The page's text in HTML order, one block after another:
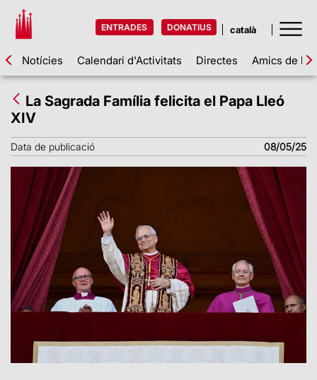
ENTRADES DONATIUS
Notícies Calendari d'Activitats Directes Amics de la
La Sagrada Família felicita el Papa Lleó
XIV
Data de publicació 08/05/25